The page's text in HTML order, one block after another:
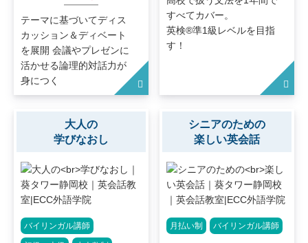
テーマに基づいてディス
カッション＆ディベート
を展開 会議やプレゼンに
活かせる論理的対話力が
身につく
すべてカバー。
英検®準1級レベルを目指
す！
大人の
学びなおし
バイリンガル講師
シニアのための
楽しい英会話
月払い制 バイリンガル講師